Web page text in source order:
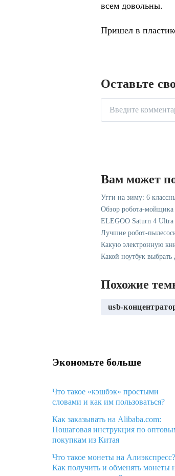
всем довольны.
Пришел в
Оставьте
Вам может
Угги на зиму: 6
Обзор робота-
ELEGOO Saturn 4
Лучшие робот-
Какую электронную
Какой ноутбук
Похожие
usb-
Экономьте больше
Что такое «кэшбэк» простыми
словами и как им пользоваться?
Как заказывать на Alibaba.com:
Пошаговая инструкция по
покупкам из Китая
Что такое монеты на Алиэкспресс?
Как получить и обменять монеты